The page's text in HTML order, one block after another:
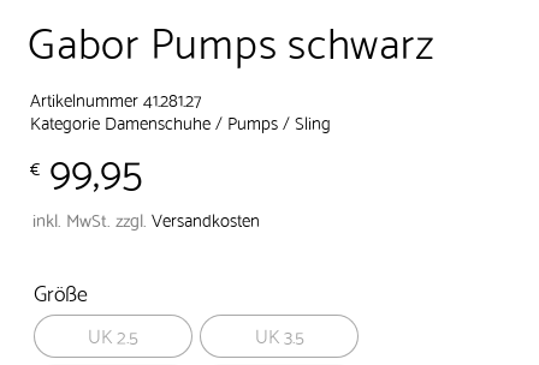
Gabor Pumps schwarz
Artikelnummer 41.281.27
KategorieDamenschuhe/Pumps / Sling
€ 99,95
inkl. MwSt.zzgl.Versandkosten
Größe
UK 2.5
UK 3.5